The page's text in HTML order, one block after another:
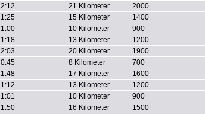
2:12 21 Kilometer
2000
1:25 15 Kilometer
1400
1:00 10 Kilometer
900
1:18 13 Kilometer
1200
2:03 20 Kilometer
1900
0:45 8 Kilometer
700
1:48 17 Kilometer
1600
1:12 13 Kilometer
1200
1:01 10 Kilometer
900
1:50 16 Kilometer
1500